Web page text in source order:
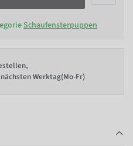
Schaufensterpuppen
Werktag(Mo-Fr)